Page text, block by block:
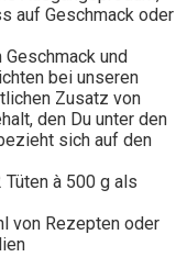
auf Geschmack oder
und
bei unseren
Zusatz von
den Du unter den
sich auf den
à 500 g als
von Rezepten oder